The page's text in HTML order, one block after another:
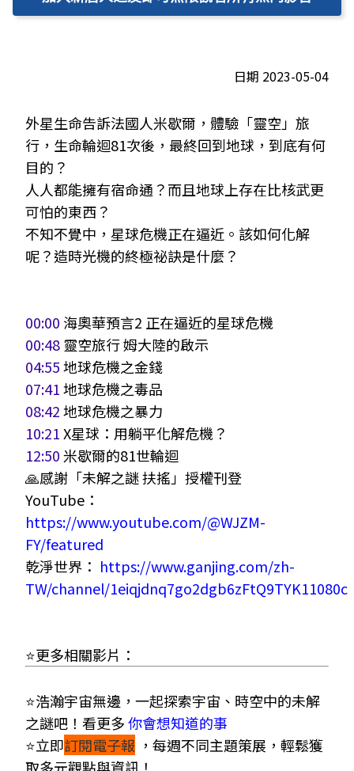
日期 2023-05-04
外星生命告訴法國人米歇爾，體驗「靈空」旅
行，生命輪迴81次後，最終回到地球，到底有何
目的？
人人都能擁有宿命通？而且地球上存在比核武更
可怕的東西？
不知不覺中，星球危機正在逼近。該如何化解
呢？造時光機的終極祕訣是什麼？
00:00 海奧華預言2 正在逼近的星球危機
00:48靈空旅行 姆大陸的啟示
04:55地球危機之金錢
07:41地球危機之毒品
08:42地球危機之暴力
10:21X星球：用躺平化解危機？
12:50米歇爾的81世輪迴
🙏感謝「未解之謎 扶搖」授權刊登
YouTube：
https://www.youtube.com/@WJZM-
FY/featured
乾淨世界： https://www.ganjing.com/zh-
TW/channel/1eiqjdnq7go2dgb6zFtQ9TYK11080c
⭐更多相關影片：
⭐浩瀚宇宙無邊，一起探索宇宙、時空中的未解
之謎吧！看更多你會想知道的事
⭐立即訂閱電子報 ， 每週不同主題策展，輕鬆獲